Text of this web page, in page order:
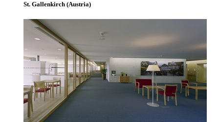
St. Gallenkirch (Austria)